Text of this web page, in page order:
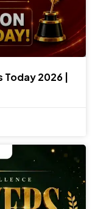
Today 2026 |